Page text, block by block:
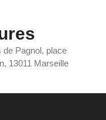
de Pagnol, place
13011 Marseille